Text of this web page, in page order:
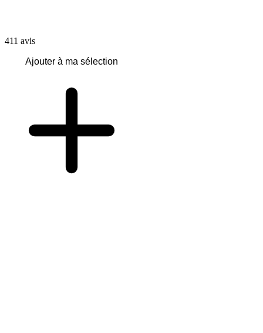
411 avis
Ajouter à ma sélection